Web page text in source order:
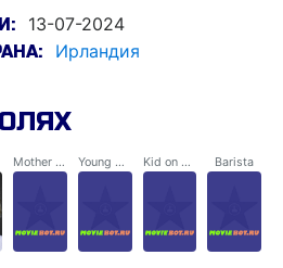
13-07-2024
Ирландия
Mother on Street Young Mark Kid on Street Barista